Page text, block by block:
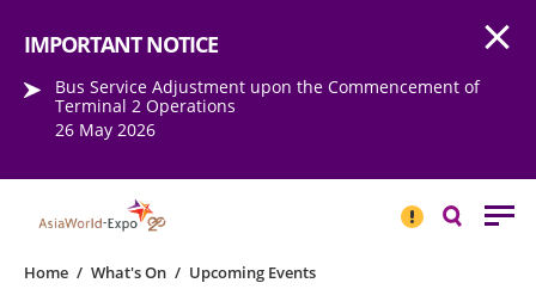
IMPORTANT NOTICE
Bus Service Adjustment upon the Commencement of
Terminal 2 Operations
26 May 2026
NOTICESearch
Home / What's On / Upcoming Events